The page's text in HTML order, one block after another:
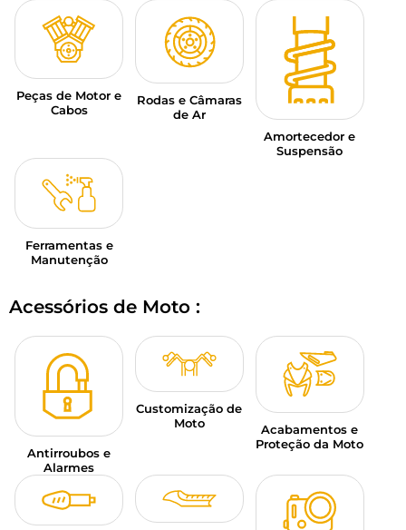
Peças de Motor e
Cabos
Rodas e Câmaras
de Ar
Amortecedor e
Suspensão
Ferramentas e
Manutenção
Acessórios de Moto :
Antirroubos e
Alarmes
Customização de
Moto
Acabamentos e
Proteção da Moto